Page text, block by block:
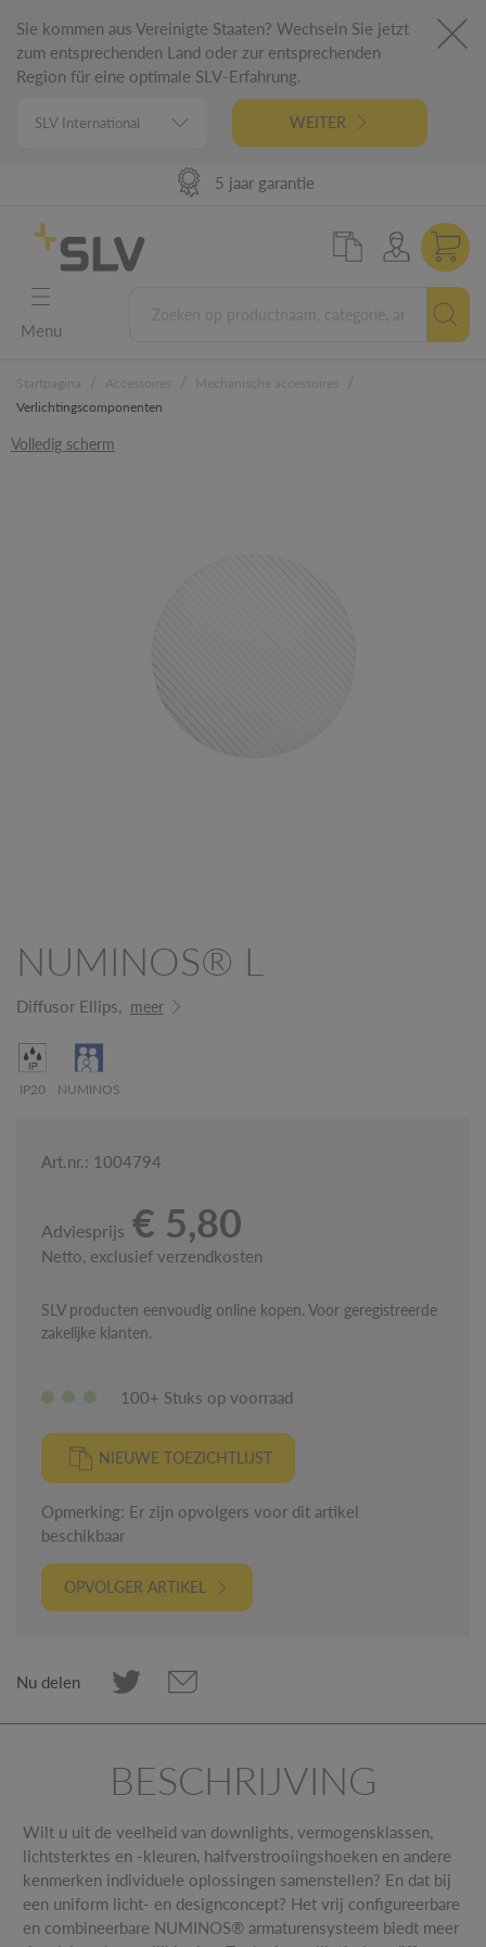
Sie kommen aus Vereinigte Staaten? Wechseln Sie jetzt
zum entsprechenden Land oder zur entsprechenden
Region für eine optimale SLV-Erfahrung.
WEITER
98% uit voorraad leverbaar
Hoge leverprestaties
5 jaar garantie
German Engineering
Menu
Verlichtingscomponenten
Volledig scherm
NUMINOS® L
Diffusor Ellips, meer
IP20 NUMINOS
Art.nr.: 1004794
Adviesprijs € 5,80
Netto, exclusief verzendkosten
SLV producten eenvoudig online kopen. Voor geregistreerde
zakelijke klanten.
100+ Stuks op voorraad
NIEUWE TOEZICHTLIJST
Opmerking: Er zijn opvolgers voor dit artikel
beschikbaar
OPVOLGER ARTIKEL
Nu delen
BESCHRIJVING
Wilt u uit de veelheid van downlights, vermogensklassen,
lichtsterktes en -kleuren, halfverstrooiingshoeken en andere
kenmerken individuele oplossingen samenstellen? En dat bij
een uniform licht- en designconcept? Het vrij configureerbare
en combineerbare NUMINOS® armaturensysteem biedt meer